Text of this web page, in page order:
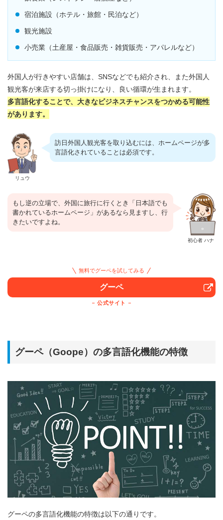
宿泊施設（ホテル・旅館・民泊など）
観光施設
小売業（土産屋・食品販売・雑貨販売・アパレルなど）
外国人が行きやすい店舗は、SNSなどでも紹介され、また外国人
観光客が来店する切っ掛けになり、良い循環が生まれます。
多言語化することで、大きなビジネスチャンスをつかめる可能性
があります。
リュウ
訪日外国人観光客を取り込むには、ホームページが多
言語化されていることは必須です。
初心者 ハナ
もし逆の立場で、外国に旅行に行くとき「日本語でも
書かれているホームページ」があるなら見ますし、行
きたいですよね。
無料でグーペを試してみる
グーペ
公式サイト
グーペ（Goope）の多言語化機能の特徴
グーペの多言語化機能の特徴は以下の通りです。